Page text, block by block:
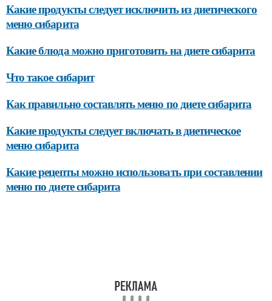
Какие продукты следует исключить из диетического
меню сибарита
Какие блюда можно приготовить на диете сибарита
Что такое сибарит
Как правильно составлять меню по диете сибарита
Какие продукты следует включать в диетическое
меню сибарита
Какие рецепты можно использовать при составлении
меню по диете сибарита